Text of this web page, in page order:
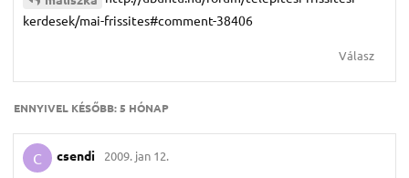
kerdesek/mai-frissites#comment-38406
Válasz
ENNYIVEL KÉSŐBB:5 HÓNAP
C csendi 2009. jan 12.